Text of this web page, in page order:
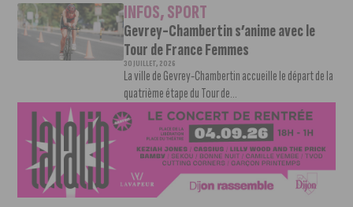
INFOS,SPORT
Gevrey-Chambertin s’anime avec le
Tour de France Femmes
30 JUILLET, 2026
La ville de Gevrey-Chambertin accueille le départ de la
quatrième étape du Tour de...